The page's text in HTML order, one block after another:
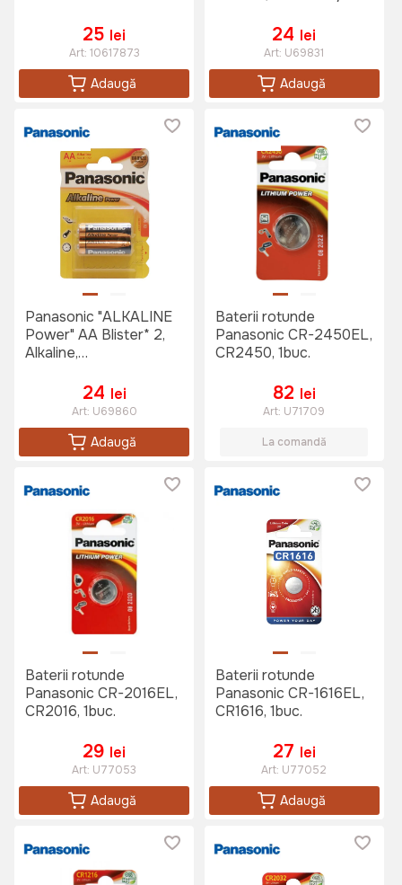
25 lei
Art: 10617873
Adaugă
24 lei
Art: U69831
Adaugă
Panasonic "ALKALINE
Power" AA Blister* 2,
Alkaline,
24 lei
Art: U69860
Adaugă
Baterii rotunde
Panasonic CR-2450EL,
CR2450, 1buc.
82 lei
Art: U71709
La comandă
Baterii rotunde
Panasonic CR-2016EL,
CR2016, 1buc.
29 lei
Art: U77053
Adaugă
Baterii rotunde
Panasonic CR-1616EL,
CR1616, 1buc.
27 lei
Art: U77052
Adaugă